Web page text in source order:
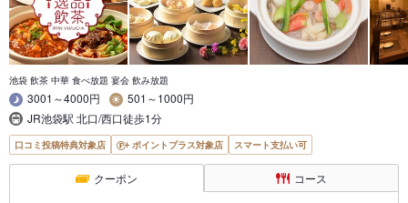
池袋 飲茶 中華 食べ放題 宴会 飲み放題
3001～4000円
501～1000円
JR池袋駅 北口/西口徒歩1分
口コミ投稿特典対象店 ポイントプラス対象店 スマート支払い可
クーポン コース